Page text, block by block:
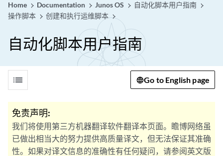
Home Documentation Junos OS
自动化脚本用户指南
操作脚本
创建和执行运维脚本
自动化脚本用户指南
list Go to English page
免责声明:
我们将使用第三方机器翻译软件翻译本页面。瞻博网络虽
已做出相当大的努力提供高质量译文，但无法保证其准确
性。如果对译文信息的准确性有任何疑问，请参阅英文版